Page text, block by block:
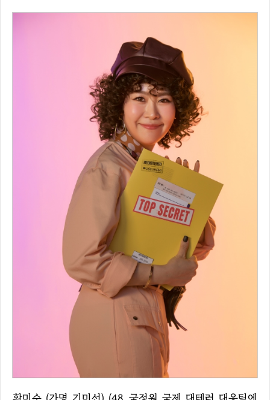
황미순 (가명 기미선) (48, 국정원 국제 대테러 대응팀에